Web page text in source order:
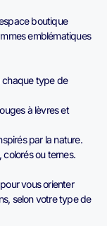
boutique
emblématiques
chaque type de
à lèvres et
par la nature.
ou ternes.
vous orienter
selon votre type de